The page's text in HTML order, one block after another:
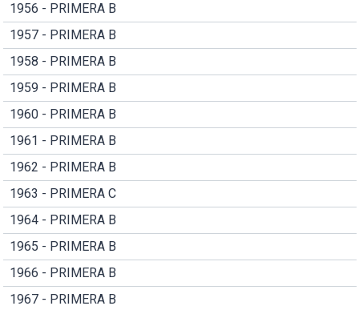
1956 - PRIMERA B
1957 - PRIMERA B
1958 - PRIMERA B
1959 - PRIMERA B
1960 - PRIMERA B
1961 - PRIMERA B
1962 - PRIMERA B
1963 - PRIMERA C
1964 - PRIMERA B
1965 - PRIMERA B
1966 - PRIMERA B
1967 - PRIMERA B